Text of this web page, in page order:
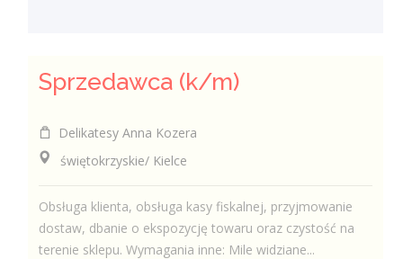
Sprzedawca (k/m)
Delikatesy Anna Kozera
świętokrzyskie/ Kielce
Obsługa klienta, obsługa kasy fiskalnej, przyjmowanie
dostaw, dbanie o ekspozycję towaru oraz czystość na
terenie sklepu. Wymagania inne: Mile widziane...